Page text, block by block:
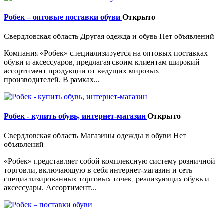
Робек – оптовые поставки обуви Открыто
Свердловская область Другая одежда и обувь Нет объявлений
Компания «Робек» специализируется на оптовых поставках
обуви и аксессуаров, предлагая своим клиентам широкий
ассортимент продукции от ведущих мировых
производителей. В рамках...
Робек - купить обувь, интернет-магазин Открыто
Свердловская область Магазины одежды и обуви Нет
объявлений
«Робек» представляет собой комплексную систему розничной
торговли, включающую в себя интернет-магазин и сеть
специализированных торговых точек, реализующих обувь и
аксессуары. Ассортимент...